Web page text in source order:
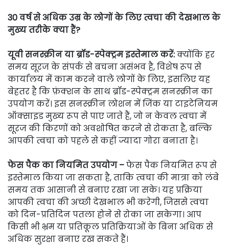
30 वर्ष से अधिक उम्र के लोगों के लिए त्वचा की देखभाल के
मुख्य तरीके क्या हैं?
यूवी सनस्क्रीन या ब्रॉड-स्पेक्ट्रम इस्तेमाल करें:क्योंकि हर
समय सूरज के संपर्क से बचना असंभव है, विशेष रूप से
कार्यालय में काम करने वाले लोगों के लिए, इसलिए यह
बेहतर है कि फ़ंक्शन के साथ ब्रॉड-स्पेक्ट्रम सनस्क्रीन का
उपयोग करें। इस सनस्क्रीन लोशन में जिंक या टाइटेनियम
ऑक्साइड मुख्य रूप से पाए जाते हैं, जो न केवल त्वचा में
सूरज की किरणों को अवशोषित करने से रोकता है, बल्कि
आपकी त्वचा को पहले से कहीं ज्यादा गोरा बनाता है।
फेस पैक का नियमित उपयोग –फेस पैक नियमित रूप से
इस्तेमाल किया जा सकता है, ताकि त्वचा की मात्रा को लंबे
समय तक आसानी से बनाए रखा जा सके। यह प्रक्रिया
आपकी त्वचा की अच्छी देखभाल भी करेगी, जिससे त्वचा
को दिन-प्रतिदिन पतला होने से रोका जा सकेगा। आप
किसी भी भ्रम या प्रतिकूल प्रतिक्रियाओं के बिना अधिक से
अधिक सुरक्षा बनाए रख सकते हैं।